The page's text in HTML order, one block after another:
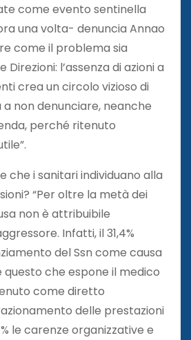
come evento sentinella
una volta- denuncia Annao
come il problema sia
l’assenza di azioni a
crea un circolo vizioso di
non denunciare, neanche
perché ritenuto
che i sanitari individuano alla
“Per oltre la metà dei
non è attribuibile
Infatti, il 31,4%
del Ssn come causa
che espone il medico
come diretto
delle prestazioni
le carenze organizzative e